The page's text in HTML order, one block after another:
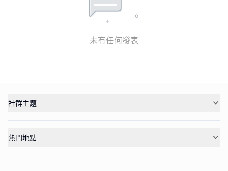
未有任何發表
社群主題
熱門地點